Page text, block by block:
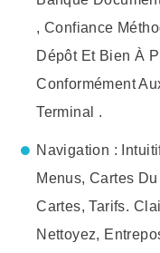
, Confiance
Dépôt Et Bien À
Conformément
Terminal .
Navigation :
Menus, Cartes
Cartes, Tarifs.
Nettoyez,